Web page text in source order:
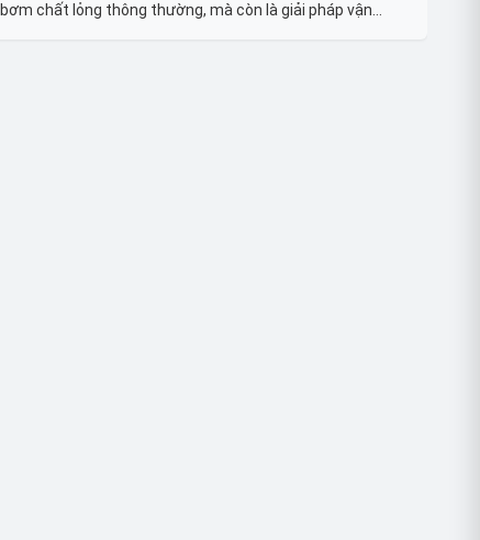
bơm chất lỏng thông thường, mà còn là giải pháp vận